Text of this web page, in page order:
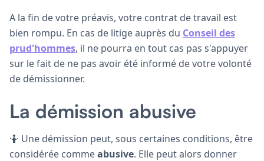
A la fin de votre préavis, votre contrat de travail est
bien rompu. En cas de litige auprès du Conseil des
prud'hommes, il ne pourra en tout cas pas s'appuyer
sur le fait de ne pas avoir été informé de votre volonté
de démissionner.
La démission abusive
🤷 Une démission peut, sous certaines conditions, être
considérée commeabusive. Elle peut alors donner